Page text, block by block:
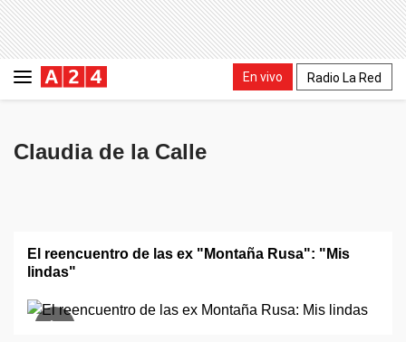
En vivo Radio La Red
Claudia de la Calle
El reencuentro de las ex "Montaña Rusa": "Mis
lindas"